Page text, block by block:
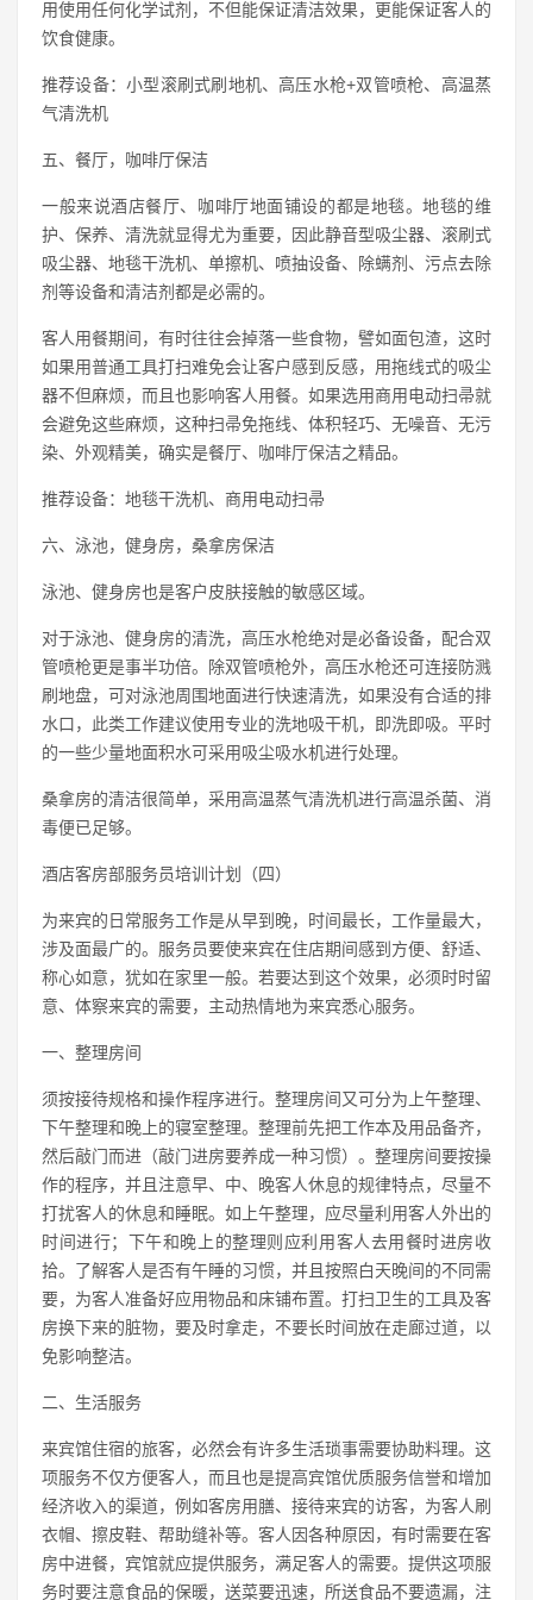
用使用任何化学试剂，不但能保证清洁效果，更能保证客人的
饮食健康。
推荐设备：小型滚刷式刷地机、高压水枪+双管喷枪、高温蒸
气清洗机
五、餐厅，咖啡厅保洁
一般来说酒店餐厅、咖啡厅地面铺设的都是地毯。地毯的维
护、保养、清洗就显得尤为重要，因此静音型吸尘器、滚刷式
吸尘器、地毯干洗机、单擦机、喷抽设备、除螨剂、污点去除
剂等设备和清洁剂都是必需的。
客人用餐期间，有时往往会掉落一些食物，譬如面包渣，这时
如果用普通工具打扫难免会让客户感到反感，用拖线式的吸尘
器不但麻烦，而且也影响客人用餐。如果选用商用电动扫帚就
会避免这些麻烦，这种扫帚免拖线、体积轻巧、无噪音、无污
染、外观精美，确实是餐厅、咖啡厅保洁之精品。
推荐设备：地毯干洗机、商用电动扫帚
六、泳池，健身房，桑拿房保洁
泳池、健身房也是客户皮肤接触的敏感区域。
对于泳池、健身房的清洗，高压水枪绝对是必备设备，配合双
管喷枪更是事半功倍。除双管喷枪外，高压水枪还可连接防溅
刷地盘，可对泳池周围地面进行快速清洗，如果没有合适的排
水口，此类工作建议使用专业的洗地吸干机，即洗即吸。平时
的一些少量地面积水可采用吸尘吸水机进行处理。
桑拿房的清洁很简单，采用高温蒸气清洗机进行高温杀菌、消
毒便已足够。
酒店客房部服务员培训计划（四）
为来宾的日常服务工作是从早到晚，时间最长，工作量最大，
涉及面最广的。服务员要使来宾在住店期间感到方便、舒适、
称心如意，犹如在家里一般。若要达到这个效果，必须时时留
意、体察来宾的需要，主动热情地为来宾悉心服务。
一、整理房间
须按接待规格和操作程序进行。整理房间又可分为上午整理、
下午整理和晚上的寝室整理。整理前先把工作本及用品备齐，
然后敲门而进（敲门进房要养成一种习惯）。整理房间要按操
作的程序，并且注意早、中、晚客人休息的规律特点，尽量不
打扰客人的休息和睡眠。如上午整理，应尽量利用客人外出的
时间进行；下午和晚上的整理则应利用客人去用餐时进房收
拾。了解客人是否有午睡的习惯，并且按照白天晚间的不同需
要，为客人准备好应用物品和床铺布置。打扫卫生的工具及客
房换下来的脏物，要及时拿走，不要长时间放在走廊过道，以
免影响整洁。
二、生活服务
来宾馆住宿的旅客，必然会有许多生活琐事需要协助料理。这
项服务不仅方便客人，而且也是提高宾馆优质服务信誉和增加
经济收入的渠道，例如客房用膳、接待来宾的访客，为客人刷
衣帽、擦皮鞋、帮助缝补等。客人因各种原因，有时需要在客
房中进餐，宾馆就应提供服务，满足客人的需要。提供这项服
务时要注意食品的保暖，送菜要迅速，所送食品不要遗漏，注